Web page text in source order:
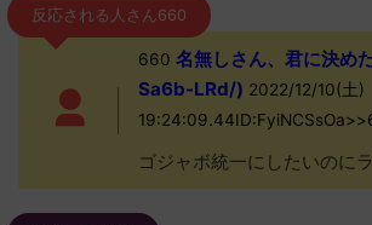
反応される人さん660
660 名無しさん、君に決め
Sa6b-LRd/) 2022/12/10(土)
ゴジャボ統一にしたいのに